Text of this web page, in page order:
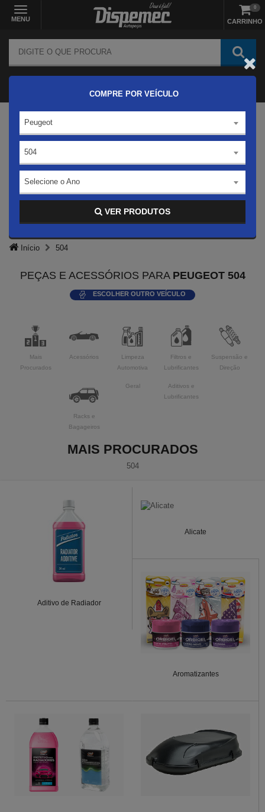
MENU CARRINHO
0
COMPRE POR VEÍCULO
Peugeot
504
Selecione o Ano
VER PRODUTOS
Início 504
PEÇAS E ACESSÓRIOS PARA PEUGEOT 504
ESCOLHER OUTRO VEÍCULO
Mais
Procurados
Acessórios
Limpeza
Automotiva
Filtros e
Lubrificantes
Suspensão e
Direção
Racks e
Bagageiros
Geral
Aditivos e
Lubrificantes
MAIS PROCURADOS
504
Aditivo de Radiador
Alicate
Aromatizantes